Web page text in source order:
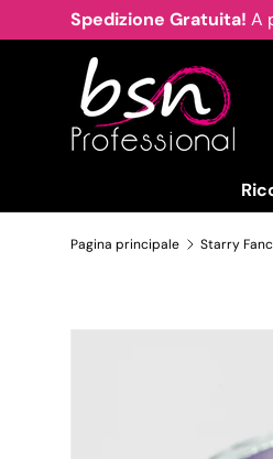
Passa ai contenuti
Spedizione Gratuita! A
Pagina principale